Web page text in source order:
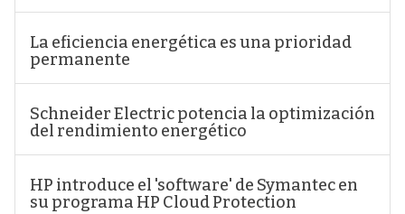
La eficiencia energética es una prioridad
permanente
Schneider Electric potencia la optimización
del rendimiento energético
HP introduce el 'software' de Symantec en
su programa HP Cloud Protection